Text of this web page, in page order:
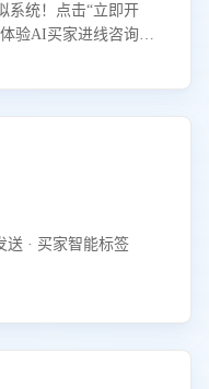
系统！点击“立即开
验AI买家进线咨询真
送 · 买家智能标签